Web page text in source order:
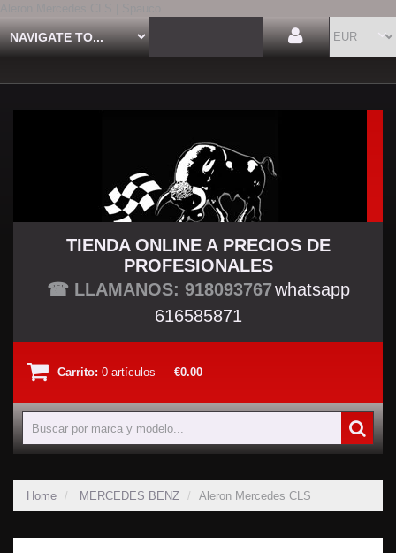
TU TIENDA TUNING
TIENDA ONLINE A PRECIOS DE
PROFESIONALES
☎ LLAMANOS: 918093767whatsapp
616585871
Carrito: 0 artículos — €0.00
Home MERCEDES BENZ Aleron Mercedes CLS